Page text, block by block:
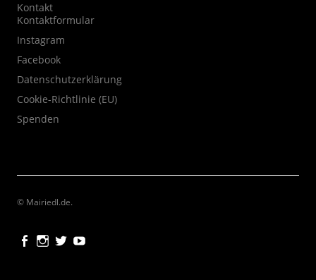
Kontakt
Kontaktformular
Instagram
Facebook
Datenschutzerklärung
Cookie-Richtlinie (EU)
Spenden
© Mairiedl.de